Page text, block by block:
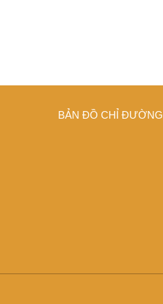
BẢN ĐỒ CHỈ ĐƯỜNG